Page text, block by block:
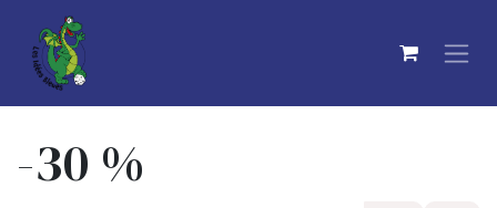
Se rendre au contenu
-30 %